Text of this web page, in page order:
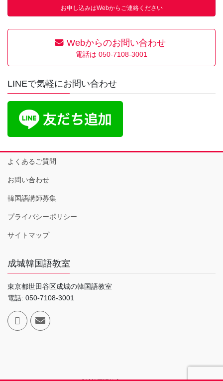
お申し込みはWebからご連絡ください
Webからのお問い合わせ
電話は 050-7108-3001
LINEで気軽にお問い合わせ
よくあるご質問
お問い合わせ
韓国語講師募集
プライバシーポリシー
サイトマップ
成城韓国語教室
東京都世田谷区成城の韓国語教室
電話: 050-7108-3001